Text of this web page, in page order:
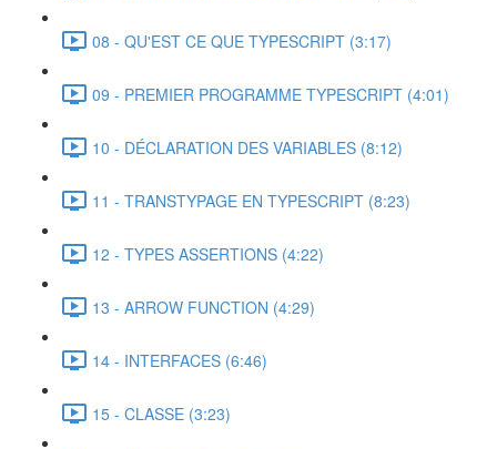
08 - QU'EST CE QUE TYPESCRIPT (3:17)
09 - PREMIER PROGRAMME TYPESCRIPT (4:01)
10 - DÉCLARATION DES VARIABLES (8:12)
11 - TRANSTYPAGE EN TYPESCRIPT (8:23)
12 - TYPES ASSERTIONS (4:22)
13 - ARROW FUNCTION (4:29)
14 - INTERFACES (6:46)
15 - CLASSE (3:23)